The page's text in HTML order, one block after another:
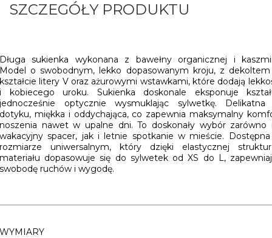
SZCZEGÓŁY PRODUKTU
Długa sukienka wykonana z bawełny organicznej i
Model o swobodnym, lekko dopasowanym kroju, z
kształcie litery V oraz ażurowymi wstawkami, które dodają
i kobiecego uroku. Sukienka doskonale eksponuje
jednocześnie optycznie wysmuklając sylwetkę.
dotyku, miękka i oddychająca, co zapewnia maksymalny
noszenia nawet w upalne dni. To doskonały wybór zarówno
wakacyjny spacer, jak i letnie spotkanie w mieście.
rozmiarze uniwersalnym, który dzięki elastycznej
materiału dopasowuje się do sylwetek od XS do L,
swobodę ruchów i wygodę.
WYMIARY